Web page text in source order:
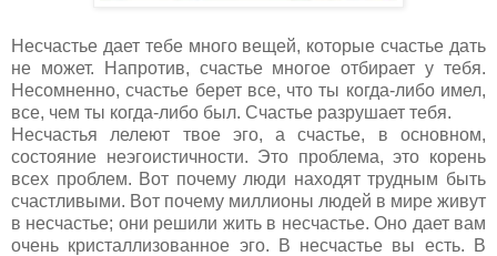
Несчастье дает тебе много вещей, которые счастье дать
не может. Напротив, счастье многое отбирает у тебя.
Несомненно, счастье берет все, что ты когда-либо имел,
все, чем ты когда-либо был. Счастье разрушает тебя.
Несчастья лелеют твое эго, а счастье, в основном,
состояние неэгоистичности. Это проблема, это корень
всех проблем. Вот почему люди находят трудным быть
счастливыми. Вот почему миллионы людей в мире живут
в несчастье; они решили жить в несчастье. Оно дает вам
очень кристаллизованное эго. В несчастье вы есть. В